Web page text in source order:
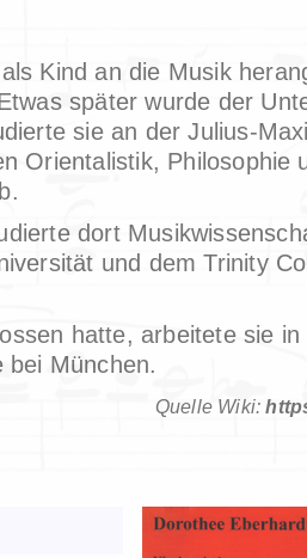
Kind an die Musik
später wurde der
sie an der Julius-
Orientalistik, Philosophie
dort
und dem Trinity
hatte, arbeitete sie
bei München.
Quelle Wiki: